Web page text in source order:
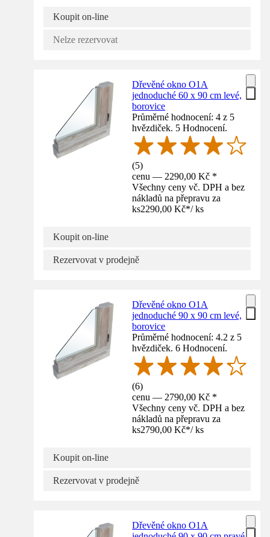
Koupit on-line
Nelze rezervovat
Dřevěné okno O1A
jednoduché 60 x 90 cm levé,
borovice
Průměrné hodnocení: 4 z 5
hvězdiček. 5 Hodnocení.
(5)
cenu — 2290,00 Kč *
Všechny ceny vč. DPH a bez
nákladů na přepravu za
ks2290,00 Kč*/ ks
Koupit on-line
Rezervovat v prodejně
Dřevěné okno O1A
jednoduché 90 x 90 cm levé,
borovice
Průměrné hodnocení: 4.2 z 5
hvězdiček. 6 Hodnocení.
(6)
cenu — 2790,00 Kč *
Všechny ceny vč. DPH a bez
nákladů na přepravu za
ks2790,00 Kč*/ ks
Koupit on-line
Rezervovat v prodejně
Dřevěné okno O1A